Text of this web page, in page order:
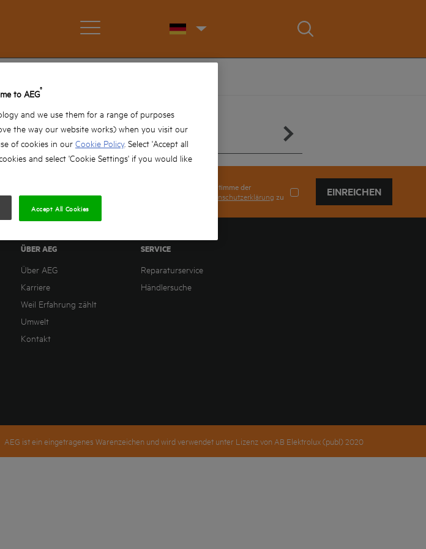
Ich stimme der
Datenschutzerklärung zu EINREICHEN
ÜBER AEG
Über AEG
Karriere
Weil Erfahrung zählt
Umwelt
Kontakt
SERVICE
Reparaturservice
Händlersuche
AEG ist ein eingetragenes Warenzeichen und wird verwendet unter Lizenz von AB Elektrolux (publ) 2020
to AEG®
and we use them for a range of purposes
the way our website works) when you visit our
of cookies in our Cookie Policy. Select 'Accept all
and select 'Cookie Settings' if you would like
Accept All Cookies